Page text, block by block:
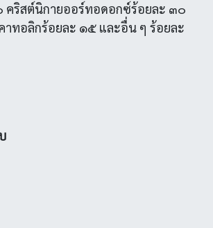
คริสต์นิกายออร์ทอดอกซ์ร้อยละ ๓๐
าทอลิกร้อยละ ๑๕ และอื่น ๆ ร้อยละ